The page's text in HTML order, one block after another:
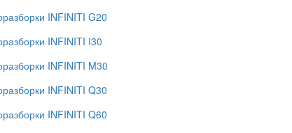
INFINITI G20
INFINITI I30
INFINITI M30
INFINITI Q30
INFINITI Q60